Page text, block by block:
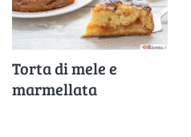
Torta di mele e
marmellata